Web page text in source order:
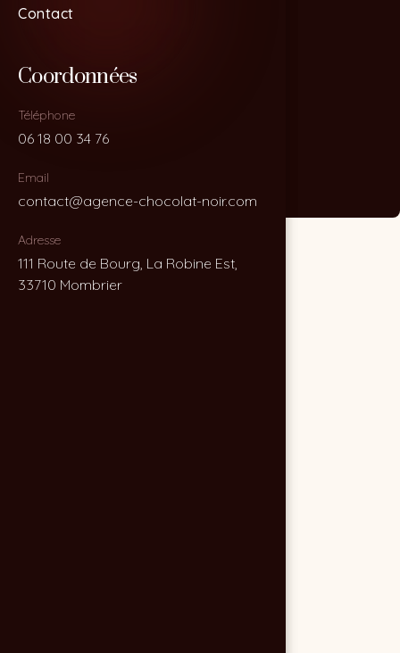
Contact
Coordonnées
Téléphone
06 18 00 34 76
Email
contact@agence-chocolat-noir.com
Adresse
111 Route de Bourg, La Robine Est,
33710 Mombrier
Contact
Coordonnées
Téléphone
06 18 00 34 76
Email
contact@agence-chocolat-noir.com
Adresse
111 Route de Bourg, La Robine Est,
33710 Mombrier